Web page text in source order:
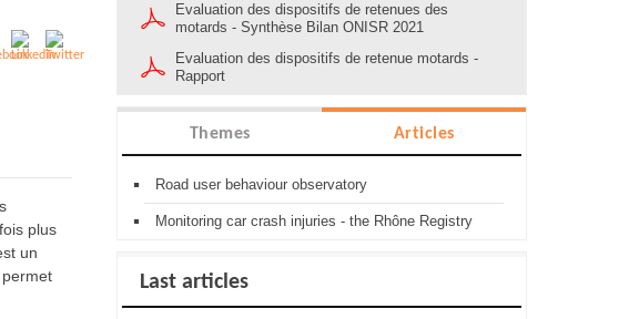
plus
un
Evaluation des dispositifs de retenues des
motards - Synthèse Bilan ONISR 2021
Evaluation des dispositifs de retenue motards -
Rapport
Themes Articles
Road user behaviour observatory
Monitoring car crash injuries - the Rhône Registry
Last articles